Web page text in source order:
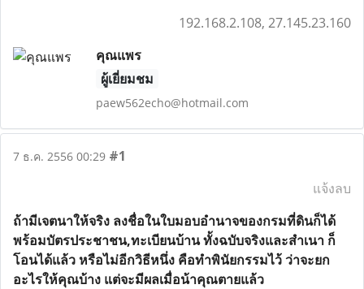
192.168.2.108, 27.145.23.160
คุณแพร
ผู้เยี่ยมชม
paew562echo@hotmail.com
7 ธ.ค. 2556 00:29 #1
แจ้งลบ
ถ้ามีเจตนาให้จริง ลงชื่อในใบมอบอำนาจของกรมที่ดินก็ได้
พร้อมบัตรประชาชน,ทะเบียนบ้าน ทั้งฉบับจริงและสำเนา ก็
โอนได้แล้ว หรือไม่อีกวิธีหนึ่ง คือทำพินัยกรรมไว้ ว่าจะยก
อะไรให้คุณบ้าง แต่จะมีผลเมื่อน้าคุณตายแล้ว